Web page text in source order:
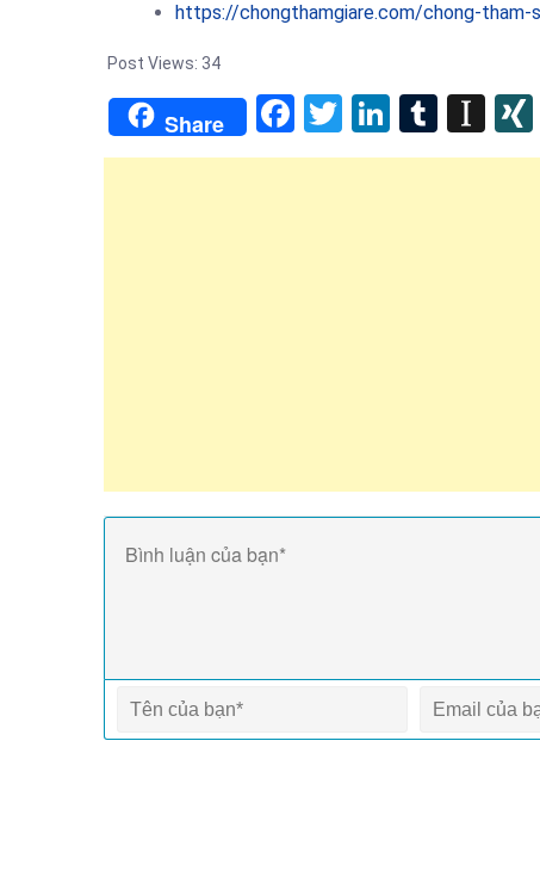
https://chongthamgiare.com/chong-tham-
Post Views: 34
Share Facebook
TwitterLinkedIn